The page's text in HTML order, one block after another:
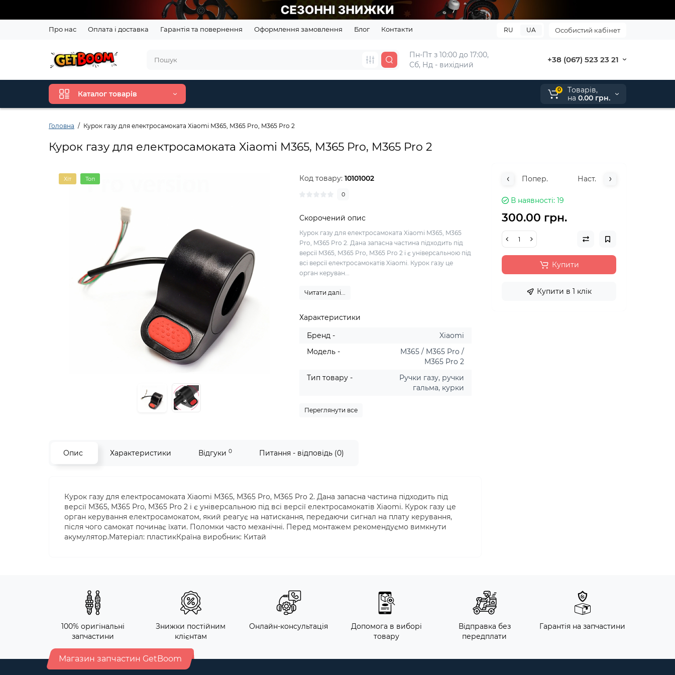
Про нас Оплата і доставка Гарантія та повернення Оформлення замовлення Блог Контакти Особистий кабінет
RU UA
Пн-Пт з 10:00 до 17:00,
Сб, Нд - вихідний
+38 (067) 523 23 21
Каталог товарів 0
Tоварів,
на 0.00 грн.
Головна Курок газу для електросамоката Xiaomi M365, M365 Pro, M365 Pro 2
Курок газу для електросамоката Xiaomi M365, M365 Pro, M365 Pro 2
Хіт Топ Код товару:10101002
0
Скорочений опис
Курок газу для електросамоката Xiaomi M365, M365
Pro, M365 Pro 2. Дана запасна частина підходить під
версії M365, M365 Pro, M365 Pro 2 і є універсальною під
всі версії електросамокатів Xiaomi. Курок газу це
орган керуван...
Читати далі...
Характеристики
Бренд -
Xiaomi
Модель -
M365 / M365 Pro /
M365 Pro 2
Тип товару -
Ручки газу, ручки
гальма, курки
Переглянути все
Попер. Наст.
В наявності 19
300.00 грн.
Купити
Купити в 1 клік
Опис Характеристики Відгуки 0 Питання - відповідь (0)
Курок газу для електросамоката Xiaomi M365, M365 Pro, M365 Pro 2. Дана запасна частина підходить під
версії M365, M365 Pro, M365 Pro 2 і є універсальною під всі версії електросамокатів Xiaomi. Курок газу це
орган керування електросамокатом, який реагує на натискання, передаючи сигнал на плату керування,
після чого самокат починає їхати. Поломки часто механічні. Перед монтажем рекомендуємо вимкнути
акумулятор.Матеріал: пластикКраїна виробник: Китай
100% оригінальні
запчастини
Знижки постійним
клієнтам
Онлайн-консультація
Допомога в виборі
товару
Відправка без
передплати
Гарантія на запчастини
Магазин запчастин GetBoom